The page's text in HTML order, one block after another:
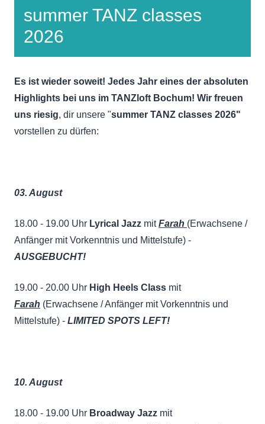
summer TANZ classes
2026
Es ist wieder soweit! Jedes Jahr eines der absoluten
Highlights bei uns im TANZloft Bochum! Wir freuen
uns riesig, dir unsere "summer TANZ classes 2026"
vorstellen zu dürfen:
03. August
18.00 - 19.00 Uhr Lyrical Jazz mitFarah (Erwachsene /
Anfänger mit Vorkenntnis und Mittelstufe) -
AUSGEBUCHT!
19.00 - 20.00 Uhr High Heels Class mit
Farah (Erwachsene / Anfänger mit Vorkenntnis und
Mittelstufe) - LIMITED SPOTS LEFT!
10. August
18.00 - 19.00 Uhr Broadway Jazz mit